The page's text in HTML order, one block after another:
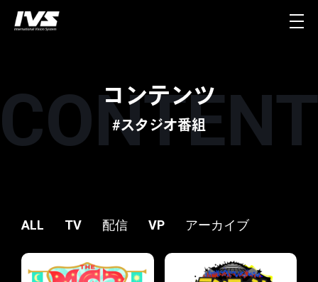
コンテンツ
#スタジオ番組
ALL TV 配信 VP アーカイブ